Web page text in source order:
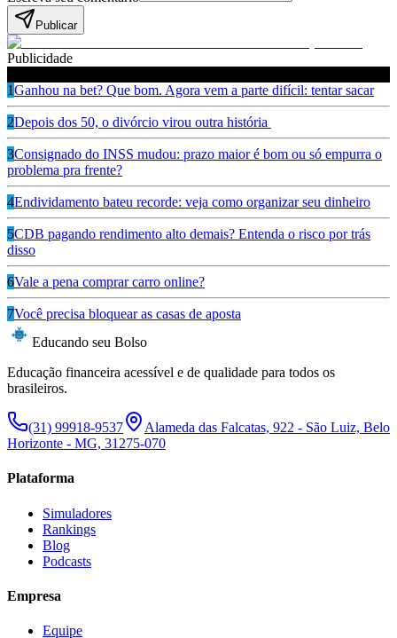
Publicar
Publicidade
1Ganhou na bet? Que bom. Agora vem a parte difícil: tentar sacar
2Depois dos 50, o divórcio virou outra história
3Consignado do INSS mudou: prazo maior é bom ou só empurra o
problema pra frente?
4Endividamento bateu recorde: veja como organizar seu dinheiro
5CDB pagando rendimento alto demais? Entenda o risco por trás
disso
6Vale a pena comprar carro online?
7Você precisa bloquear as casas de aposta
Educando seu Bolso
Educação financeira acessível e de qualidade para todos os
brasileiros.
(31) 99918-9537
Alameda das Falcatas, 922 - São Luiz, Belo
Horizonte - MG, 31275-070
Plataforma
Simuladores
Rankings
Blog
Podcasts
Empresa
Equipe